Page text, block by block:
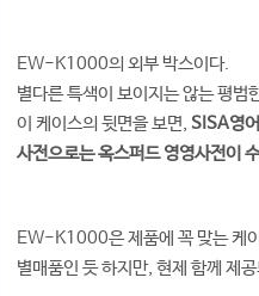
EW-K1000의 외부 박스이다.
별다른 특색이 보이지는 않는 평범
이 케이스의 뒷면을 보면, SISA영
사전으로는 옥스퍼드 영영사전이
EW-K1000은 제품에 꼭 맞는 케
별매품인 듯 하지만, 현제 함께 제